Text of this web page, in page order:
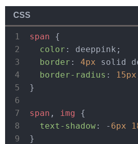
CSS
span {
color : deeppink;
border : 4px solid
border-radius : 15px
}
span , img {
text-shadow: - 6px
}